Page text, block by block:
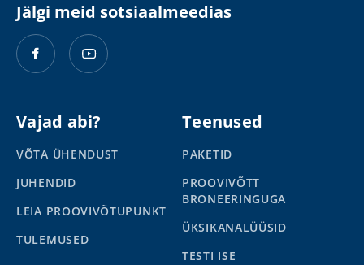
Jälgi meid sotsiaalmeedias
Vajad abi?
VÕTA ÜHENDUST
JUHENDID
LEIA PROOVIVÕTUPUNKT
TULEMUSED
Teenused
PAKETID
PROOVIVÕTT
BRONEERINGUGA
ÜKSIKANALÜÜSID
TESTI ISE